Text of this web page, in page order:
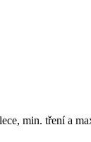
min. tření a